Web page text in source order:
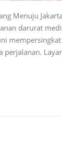
Menuju
darurat
perjalanan.